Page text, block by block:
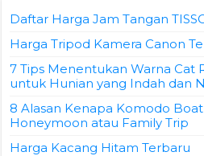
Daftar Harga Jam Tangan
Harga Tripod Kamera Canon
7 Tips Menentukan Warna Cat
untuk Hunian yang Indah dan
8 Alasan Kenapa Komodo
Honeymoon atau Family Trip
Harga Kacang Hitam Terbaru